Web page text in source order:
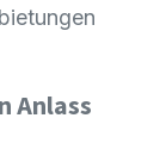
Anlass